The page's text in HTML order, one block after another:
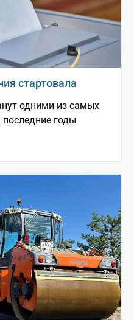
стартовала
одними из самых
годы